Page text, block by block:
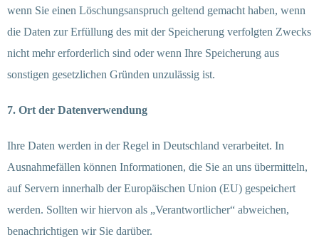
wenn Sie einen Löschungsanspruch geltend gemacht haben, wenn
die Daten zur Erfüllung des mit der Speicherung verfolgten Zwecks
nicht mehr erforderlich sind oder wenn Ihre Speicherung aus
sonstigen gesetzlichen Gründen unzulässig ist.
7. Ort der Datenverwendung
Ihre Daten werden in der Regel in Deutschland verarbeitet. In
Ausnahmefällen können Informationen, die Sie an uns übermitteln,
auf Servern innerhalb der Europäischen Union (EU) gespeichert
werden. Sollten wir hiervon als „Verantwortlicher“ abweichen,
benachrichtigen wir Sie darüber.